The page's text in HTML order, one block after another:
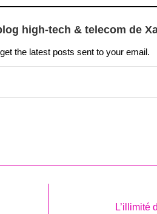
high-tech & telecom de
the latest posts sent to your email.
L’illimité